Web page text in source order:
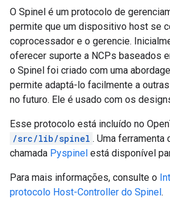
O Spinel é um protocolo de
permite que um dispositivo host se
coprocessador e o gerencie.
oferecer suporte a NCPs baseados
o Spinel foi criado com uma
permite adaptá-lo facilmente a
no futuro. Ele é usado com os
Esse protocolo está incluído no
/src/lib/spinel . Uma ferramenta
chamada Pyspinel está disponível
Para mais informações, consulte o
protocolo Host-Controller do Spinel .